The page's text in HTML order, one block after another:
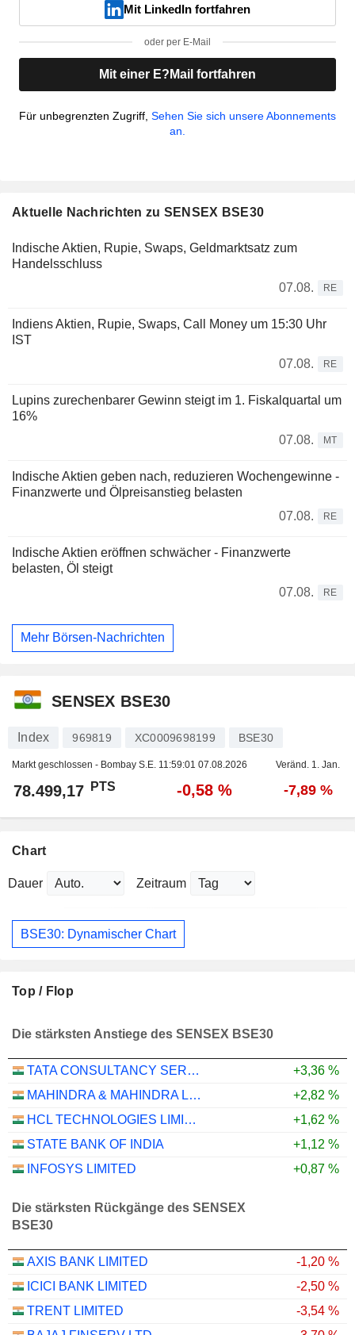
Mit LinkedIn fortfahren
oder per E-Mail
Mit einer E?Mail fortfahren
Für unbegrenzten Zugriff, Sehen Sie sich unsere Abonnements
an.
Aktuelle Nachrichten zu SENSEX BSE30
Indische Aktien, Rupie, Swaps, Geldmarktsatz zum
Handelsschluss
07.08.
RE
Indiens Aktien, Rupie, Swaps, Call Money um 15:30 Uhr
IST
07.08.
RE
Lupins zurechenbarer Gewinn steigt im 1. Fiskalquartal um
16%
07.08.
MT
Indische Aktien geben nach, reduzieren Wochengewinne -
Finanzwerte und Ölpreisanstieg belasten
07.08.
RE
Indische Aktien eröffnen schwächer - Finanzwerte
belasten, Öl steigt
07.08.
RE
Mehr Börsen-Nachrichten
SENSEX BSE30
Index 969819 XC0009698199 BSE30
Markt geschlossen - Bombay S.E. 11:59:01 07.08.2026 Veränd. 1. Jan.
78.499,17 PTS -0,58 % -7,89 %
Chart
Dauer Zeitraum
BSE30: Dynamischer Chart
Top / Flop
Die stärksten Anstiege des SENSEX BSE30
TATA CONSULTANCY SERVICES LTD.
+3,36 %
MAHINDRA & MAHINDRA LIMITED
+2,82 %
HCL TECHNOLOGIES LIMITED
+1,62 %
STATE BANK OF INDIA
+1,12 %
INFOSYS LIMITED
+0,87 %
Die stärksten Rückgänge des SENSEX
BSE30
AXIS BANK LIMITED
-1,20 %
ICICI BANK LIMITED
-2,50 %
TRENT LIMITED
-3,54 %